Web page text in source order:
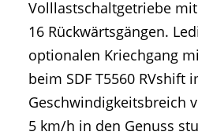
Volllastschaltgetriebe
16 Rückwärtsgängen.
optionalen Kriechgang
beim SDF T5560 RVshift
Geschwindigkeitsbreich
5 km/h in den Genuss